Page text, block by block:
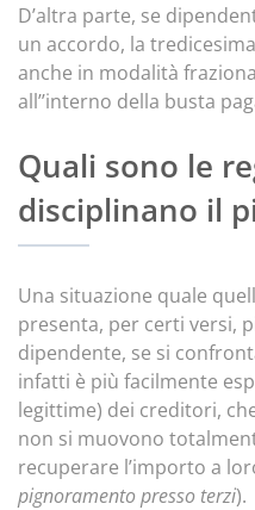
D’altra parte, se
un accordo, la
anche in modalità
all’’interno della busta
Quali sono le
disciplinano il
Una situazione quale
presenta, per certi versi,
dipendente, se si
infatti è più facilmente
legittime) dei creditori,
non si muovono
recuperare l’importo a
pignoramento presso terzi).